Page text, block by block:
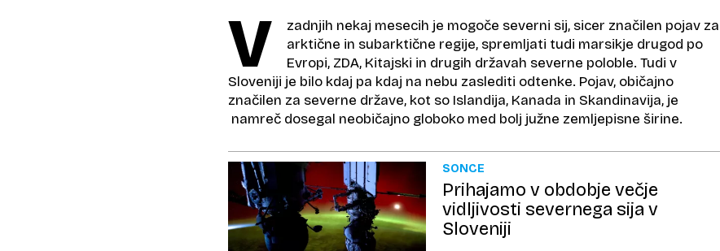
V
zadnjih nekaj mesecih je mogoče severni sij, sicer značilen pojav za
arktične in subarktične regije, spremljati tudi marsikje drugod po
Evropi, ZDA, Kitajski in drugih državah severne poloble. Tudi v
Sloveniji je bilo kdaj pa kdaj na nebu zaslediti odtenke. Pojav, običajno
značilen za severne države, kot so Islandija, Kanada in Skandinavija, je
namreč dosegal neobičajno globoko med bolj južne zemljepisne širine.
SONCE
Prihajamo v obdobje večje
vidljivosti severnega sija v
Sloveniji